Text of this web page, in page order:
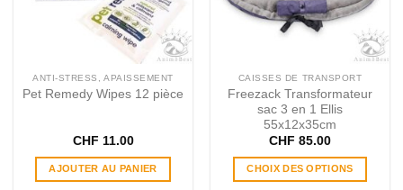
ANTI-STRESS, APAISSEMENT
Pet Remedy Wipes 12 pièce
CHF 11.00
AJOUTER AU PANIER
CAISSES DE TRANSPORT
Freezack Transformateur
sac 3 en 1 Ellis
55x12x35cm
CHF 85.00
CHOIX DES OPTIONS